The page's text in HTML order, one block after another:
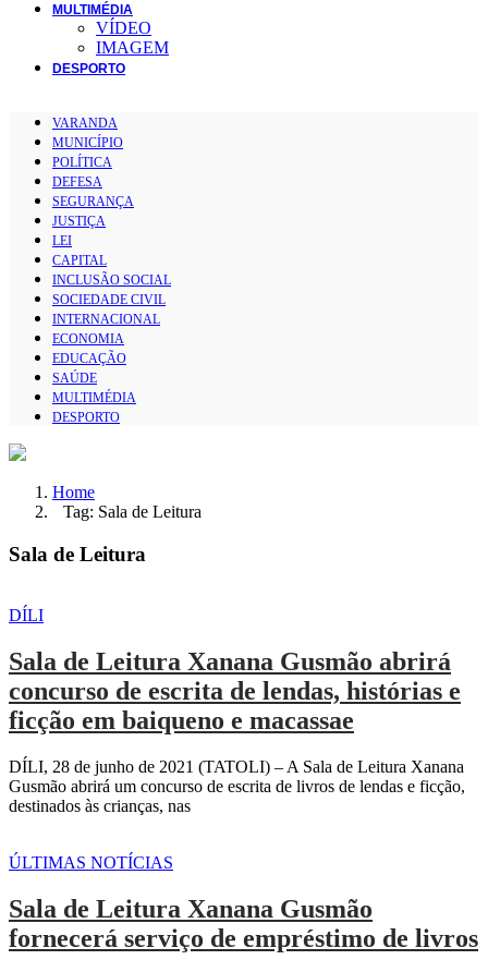
MULTIMÉDIA
VÍDEO
IMAGEM
DESPORTO
VARANDA
MUNICÍPIO
POLÍTICA
DEFESA
SEGURANÇA
JUSTIÇA
LEI
CAPITAL
INCLUSÃO SOCIAL
SOCIEDADE CIVIL
INTERNACIONAL
ECONOMIA
EDUCAÇÃO
SAÚDE
MULTIMÉDIA
DESPORTO
Home
Tag: Sala de Leitura
Sala de Leitura
DÍLI
Sala de Leitura Xanana Gusmão abrirá
concurso de escrita de lendas, histórias e
ficção em baiqueno e macassae
DÍLI, 28 de junho de 2021 (TATOLI) – A Sala de Leitura Xanana
Gusmão abrirá um concurso de escrita de livros de lendas e ficção,
destinados às crianças, nas
ÚLTIMAS NOTÍCIAS
Sala de Leitura Xanana Gusmão
fornecerá serviço de empréstimo de livros